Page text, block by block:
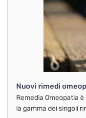
Nuovi rimedi
Remedia Omeopatia
la gamma dei singoli